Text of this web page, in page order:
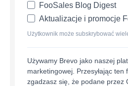
FooSales Blog Digest
Aktualizacje i promocje
Użytkownik może subskrybować
Używamy Brevo jako naszej
marketingowej. Przesyłając ten
zgadzasz się, że podane przez